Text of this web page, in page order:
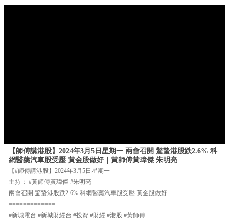
【師傅講港股】2024年3月5日星期一 兩會召開 驚蟄港股跌2.6% 科
網醫藥汽車股受壓 黃金股做好｜黃師傅黃瑋傑 朱明亮
【#師傅講港股】2024年3月5日星期一
主持： #黃師傅黃瑋傑 #朱明亮
兩會召開 驚蟄港股跌2.6% 科網醫藥汽車股受壓 黃金股做好
=============
#新城電台 #新城財經台 #投資 #財經 #港股 #黃師傅